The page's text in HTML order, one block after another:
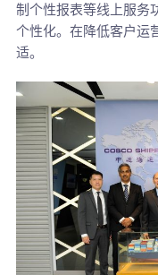
制个性报表等线上服务
个性化。在降低客户运
适。